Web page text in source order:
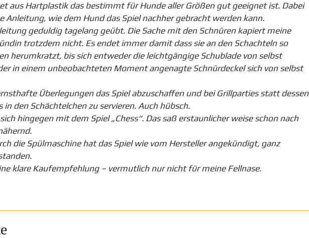
aus Hartplastik das bestimmt für Hunde aller Größen gut geeignet ist. Dabei
Anleitung, wie dem Hund das Spiel nachher gebracht werden kann.
geduldig tagelang geübt. Die Sache mit den Schnüren kapiert meine
trotzdem nicht. Es endet immer damit dass sie an den Schachteln so
herumkratzt, bis sich entweder die leichtgängige Schublade von selbst
in einem unbeobachteten Moment angenagte Schnürdeckel sich von selbst
Überlegungen das Spiel abzuschaffen und bei Grillparties statt dessen
in den Schächtelchen zu servieren. Auch hübsch.
hingegen mit dem Spiel „Chess“. Das saß erstaunlicher weise schon nach
die Spülmaschine hat das Spiel wie vom Hersteller angekündigt, ganz
klare Kaufempfehlung – vermutlich nur nicht für meine Fellnase.